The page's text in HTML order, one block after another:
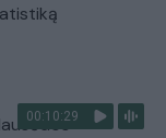
00:10:29